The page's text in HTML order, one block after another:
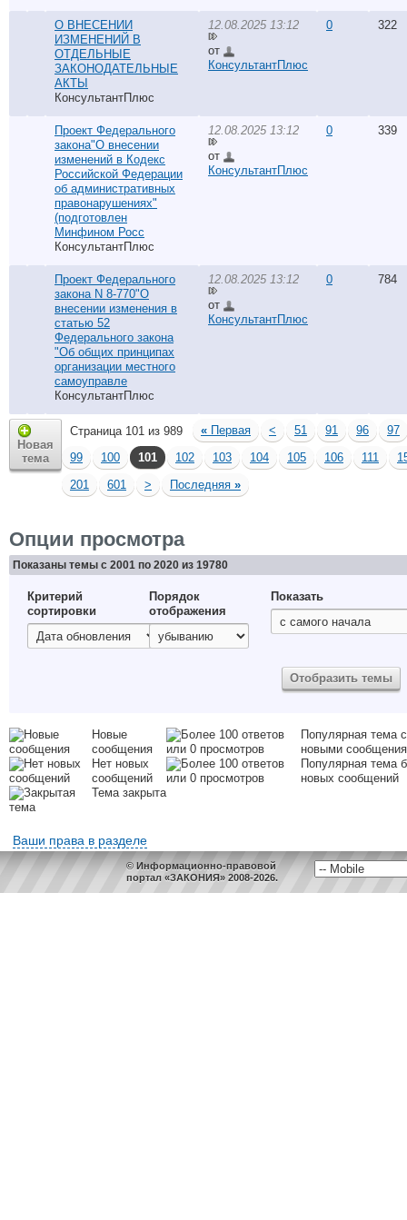
О ВНЕСЕНИИ
ИЗМЕНЕНИЙ В
ОТДЕЛЬНЫЕ
ЗАКОНОДАТЕЛЬНЫЕ
АКТЫ
КонсультантПлюс
12.08.2025 13:12
от
КонсультантПлюс
0 322
Проект Федерального
закона"О внесении
изменений в Кодекс
Российской Федерации
об административных
правонарушениях"
(подготовлен
Минфином Росс
КонсультантПлюс
12.08.2025 13:12
от
КонсультантПлюс
0 339
Проект Федерального
закона N 8-770"О
внесении изменения в
статью 52
Федерального закона
"Об общих принципах
организации местного
самоуправле
КонсультантПлюс
12.08.2025 13:12
от
КонсультантПлюс
0 784
Новая
тема
Страница 101 из 989 « Первая < 51 91 96
97
99
100 101 102 103 104 105 106 111
201
601 > Последняя »
Опции просмотра
Показаны темы с 2001 по 2020 из 19780
Критерий
сортировки
Порядок
отображения
Показать
Новые
сообщения
Популярная тема с
новыми
Нет новых
сообщений
Популярная тема
новых сообщений
Тема закрыта
Ваши права в разделе
© Информационно-правовой
портал «ЗАКОНИЯ» 2008-2026.